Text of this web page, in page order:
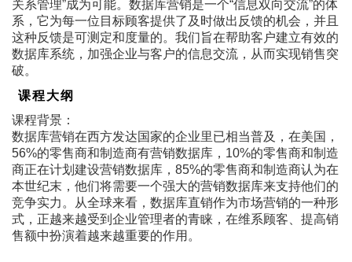
关系管理”成为可能。数据库营销是一个“信息双向交流”的体
系，它为每一位目标顾客提供了及时做出反馈的机会，并且
这种反馈是可测定和度量的。我们旨在帮助客户建立有效的
数据库系统，加强企业与客户的信息交流，从而实现销售突
破。
课程大纲
课程背景：
数据库营销在西方发达国家的企业里已相当普及，在美国，
56%的零售商和制造商有营销数据库，10%的零售商和制造
商正在计划建设营销数据库，85%的零售商和制造商认为在
本世纪末，他们将需要一个强大的营销数据库来支持他们的
竞争实力。从全球来看，数据库直销作为市场营销的一种形
式，正越来越受到企业管理者的青睐，在维系顾客、提高销
售额中扮演着越来越重要的作用。